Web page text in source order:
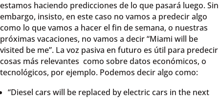
estamos haciendo predicciones de lo que pasará luego. Sin
embargo, insisto, en este caso no vamos a predecir algo
como lo que vamos a hacer el fin de semana, o nuestras
próximas vacaciones, no vamos a decir “Miami will be
visited be me”. La voz pasiva en futuro es útil para predecir
cosas más relevantes como sobre datos económicos, o
tecnológicos, por ejemplo. Podemos decir algo como:
“Diesel cars will be replaced by electric cars in the next